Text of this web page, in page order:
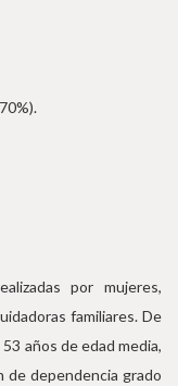
por mujeres,
familiares. De
años de edad media,
de dependencia grado